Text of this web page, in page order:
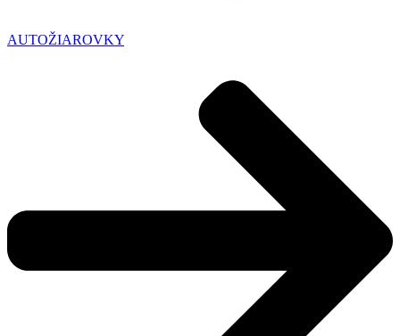
AUTOŽIAROVKY